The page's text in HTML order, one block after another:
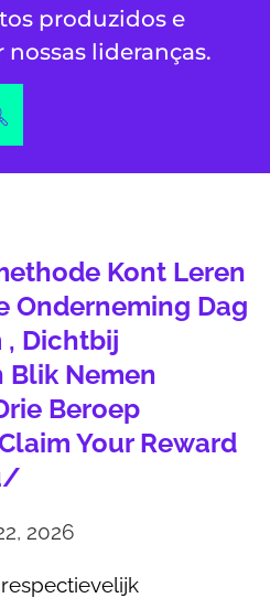
produzidos e
lideranças.
Kont Leren
Onderneming Dag
, Dichtbij
Blik Nemen
Beroep
Your Reward
2026